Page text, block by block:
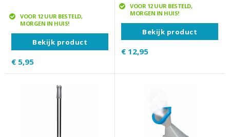
VOOR 12 UUR BESTELD,
MORGEN IN HUIS!
Bekijk product
€ 5,95
VOOR 12 UUR BESTELD,
MORGEN IN HUIS!
Bekijk product
€ 12,95